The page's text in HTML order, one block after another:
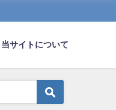
当サイトについて